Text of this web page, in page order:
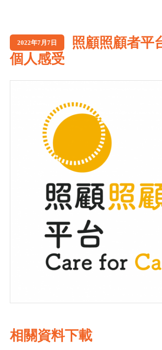
2022年7月7日
照顧照顧者平
個人感受
相關資料下載